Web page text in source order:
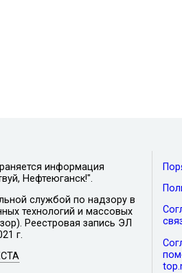
информация
Нефтеюганск!".
службой по надзору в
технологий и массовых
Реестровая запись ЭЛ
г.